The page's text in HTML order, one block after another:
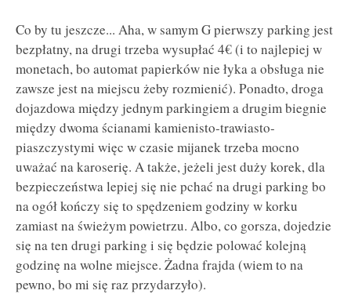
Co by tu jeszcze... Aha, w samym G pierwszy parking jest
bezpłatny, na drugi trzeba wysupłać 4€ (i to najlepiej w
monetach, bo automat papierków nie łyka a obsługa nie
zawsze jest na miejscu żeby rozmienić). Ponadto, droga
dojazdowa między jednym parkingiem a drugim biegnie
między dwoma ścianami kamienisto-trawiasto-
piaszczystymi więc w czasie mijanek trzeba mocno
uważać na karoserię. A także, jeżeli jest duży korek, dla
bezpieczeństwa lepiej się nie pchać na drugi parking bo
na ogół kończy się to spędzeniem godziny w korku
zamiast na świeżym powietrzu. Albo, co gorsza, dojedzie
się na ten drugi parking i się będzie polować kolejną
godzinę na wolne miejsce. Żadna frajda (wiem to na
pewno, bo mi się raz przydarzyło).